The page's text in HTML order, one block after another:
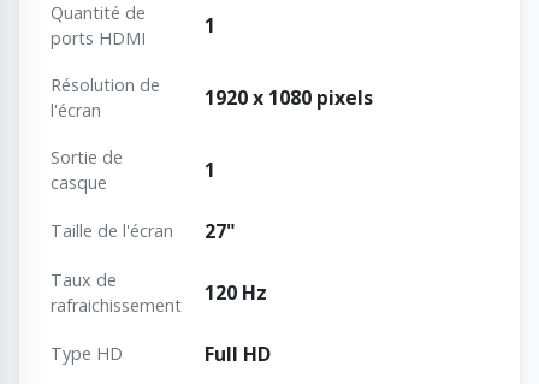
Quantité de
ports HDMI
1
Résolution de
l'écran
1920 x 1080 pixels
Sortie de
casque
1
Taille de l'écran 27"
Taux de
rafraichissement
120 Hz
Type HD Full HD